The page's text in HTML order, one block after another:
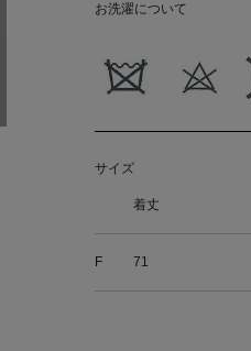
お洗濯について
サイズ
着丈
F 71